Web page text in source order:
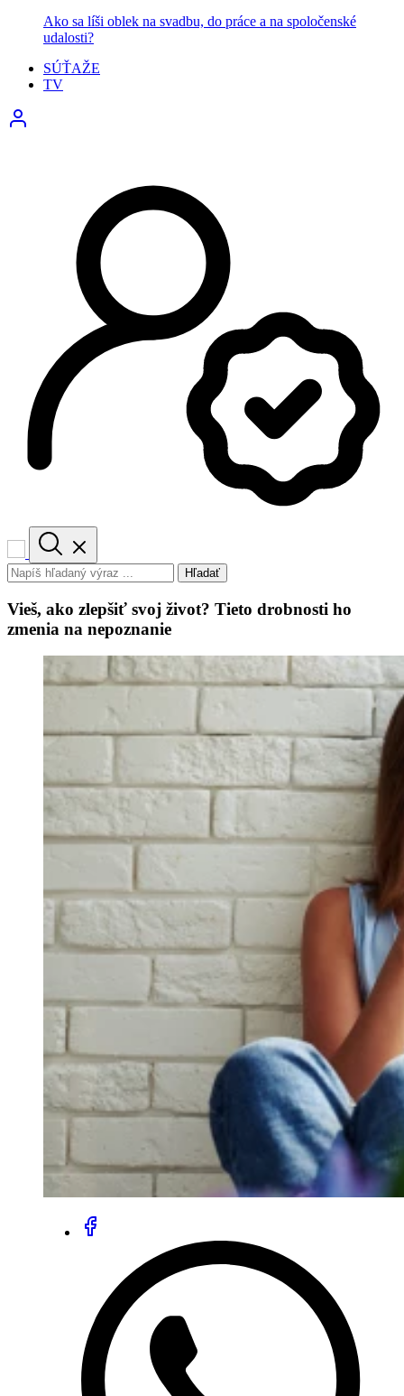
Ako sa líši oblek na svadbu, do práce a na spoločenské
udalosti?
SÚŤAŽE
TV
Hľadať
Vieš, ako zlepšiť svoj život? Tieto drobnosti ho
zmenia na nepoznanie